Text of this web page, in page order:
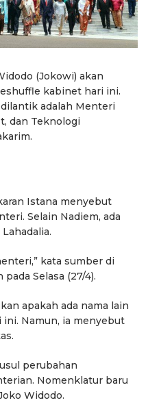
(Jokowi) akan
kabinet hari ini.
adalah Menteri
dan Teknologi
Istana menyebut
Selain Nadiem, ada
kata sumber di
Selasa (27/4).
apakah ada nama lain
Namun, ia menyebut
perubahan
Nomenklatur baru
Widodo.